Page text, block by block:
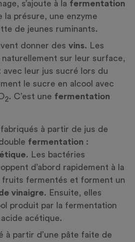
s’ajoute à la fermentation
la présure, une enzyme
de jeunes ruminants.
donner des vins. Les
naturellement sur leur surface,
leur jus sucré lors du
le sucre en alcool avec
2. C’est une fermentation
à partir de jus de
fermentation :
. Les bactéries
d’abord rapidement à la
fruits fermentés et forment un
vinaigre. Ensuite, elles
produit par la fermentation
acétique.
à partir d’une pâte faite de